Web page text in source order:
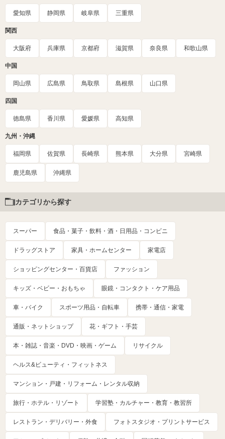
愛知県 静岡県 岐阜県 三重県
関西
大阪府 兵庫県 京都府 滋賀県 奈良県 和歌山県
中国
岡山県 広島県 鳥取県 島根県 山口県
四国
徳島県 香川県 愛媛県 高知県
九州・沖縄
福岡県 佐賀県 長崎県 熊本県 大分県 宮崎県
鹿児島県 沖縄県
カテゴリから探す
スーパー 食品・菓子・飲料・酒・日用品・コンビニ
ドラッグストア 家具・ホームセンター 家電店
ショッピングセンター・百貨店 ファッション
キッズ・ベビー・おもちゃ 眼鏡・コンタクト・ケア用品
車・バイク スポーツ用品・自転車 携帯・通信・家電
通販・ネットショップ 花・ギフト・手芸
本・雑誌・音楽・DVD・映画・ゲーム リサイクル
ヘルス&ビューティ・フィットネス
マンション・戸建・リフォーム・レンタル収納
旅行・ホテル・リゾート 学習塾・カルチャー・教育・教習所
レストラン・デリバリー・外食 フォトスタジオ・プリントサービス